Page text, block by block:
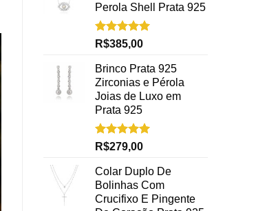
Perola Shell Prata 925
Avaliação
5.00
de 5
R$385,00
Brinco Prata 925
Zirconias e Pérola
Joias de Luxo em
Prata 925
Avaliação
5.00
de 5
R$279,00
Colar Duplo De
Bolinhas Com
Crucifixo E Pingente